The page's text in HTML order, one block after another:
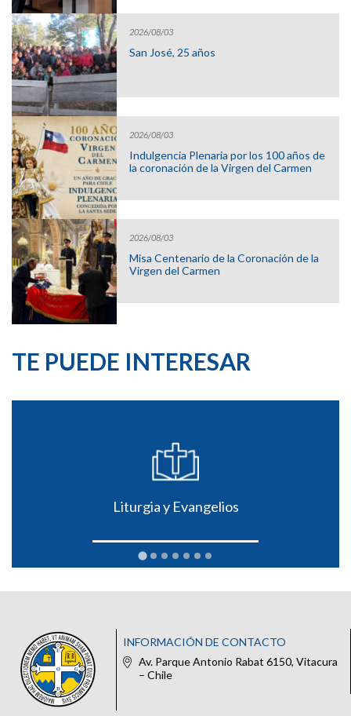
2026/08/03
San José, 25 años
2026/08/03
Indulgencia Plenaria por los 100 años de
la coronación de la Virgen del Carmen
2026/08/03
Misa Centenario de la Coronación de la
Virgen del Carmen
TE PUEDE INTERESAR
Liturgia y Evangelios
INFORMACIÓN DE CONTACTO
Av. Parque Antonio Rabat 6150, Vitacura
– Chile